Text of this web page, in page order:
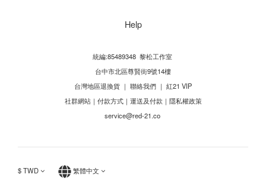
Help
統編:85489348 黎松工作室
台中市北區尊賢街9號14樓
台灣地區退換貨 ｜ 聯絡我們 ｜ 紅21 VIP
社群網站｜ 付款方式｜ 運送及付款 ｜ 隱私權政策
service@red-21.co
$TWD 繁體中文